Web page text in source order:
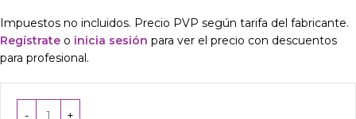
Impuestos no incluidos. Precio PVP según tarifa del fabricante.
Regístrate o inicia sesión para ver el precio con descuentos
para profesional.